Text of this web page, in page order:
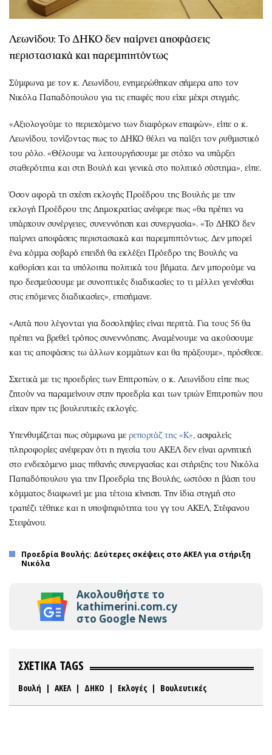
Λεωνίδου: Το ΔΗΚΟ δεν παίρνει αποφάσεις
περιστασιακά και παρεμπιπτόντως
Σύμφωνα με τον κ. Λεωνίδου, ενημερώθηκαν σήμερα απο τον
Νικόλα Παπαδόπουλου για τις επαφές που είχε μέχρι στιγμής.
«Αξιολογούμε το περιεχόμενο των διαφόρων επαφών», είπε ο κ.
Λεωνίδου, τονίζοντας πως το ΔΗΚΟ θέλει να παίξει τον ρυθμιστικό
του ρόλο. «Θέλουμε να λειτουργήσουμε με στόχο να υπάρξει
σταθερότητα και στη Βουλή και γενικά στο πολιτικό σύστημα», είπε.
Όσον αφορά τη σχέση εκλογής Προέδρου της Βουλής με την
εκλογή Προέδρου της Δημοκρατίας ανέφερε πως «θα πρέπει να
υπάρχουν συνέργειες, συνεννόηση και συνεργασία». «Το ΔΗΚΟ δεν
παίρνει αποφάσεις περιστασιακά και παρεμπιπτόντως. Δεν μπορεί
ένα κόμμα σοβαρό επειδή θα εκλέξει Πρόεδρο της Βουλής να
καθορίσει και τα υπόλοιπα πολιτικά του βήματα. Δεν μπορούμε να
προ δεσμεύσουμε με συνοπτικές διαδικασίες το τι μέλλει γενέσθαι
στις επόμενες διαδικασίες», επισήμανε.
«Αυτά που λέγονται για δοσοληψίες είναι περιττά. Για τους 56 θα
πρέπει να βρεθεί τρόπος συνεννόησης. Αναμένουμε να ακούσουμε
και τις αποφάσεις τω άλλων κομμάτων και θα πράξουμε», πρόσθεσε.
Σχετικά με τις προεδρίες των Επιτροπών, ο κ. Λεωνίδου είπε πως
ζητούν να παραμείνουν στην προεδρία και των τριών Επιτροπών που
είχαν πριν τις βουλευτικές εκλογές.
Υπενθυμίζεται πως σύμφωνα με ρεπορτάζ της «Κ», ασφαλείς
πληροφορίες ανέφεραν ότι η ηγεσία του ΑΚΕΛ δεν είναι αρνητική
στο ενδεχόμενο μιας πιθανής συνεργασίας και στήριξης του Νικόλα
Παπαδόπουλου για την Προεδρία της Βουλής, ωστόσο η βάση του
κόμματος διαφωνεί με μια τέτοια κίνηση. Την ίδια στιγμή στο
τραπέζι τέθηκε και η υποψηφιότητα του γγ του ΑΚΕΛ, Στέφανου
Στεφάνου.
Προεδρία Βουλής: Δεύτερες σκέψεις στο ΑΚΕΛ για στήριξη
Νικόλα
Ακολουθήστε το
kathimerini.com.cy
στο Google News
ΣΧΕΤΙΚΑ TAGS
Βουλή | ΑΚΕΛ | ΔΗΚΟ | Εκλογές | Βουλευτικές